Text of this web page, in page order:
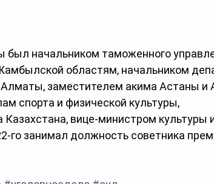
был начальником таможенного
областям, начальником
Алматы, заместителем акима Астаны
спорта и физической культуры,
вице-министром культуры
го занимал должность советника